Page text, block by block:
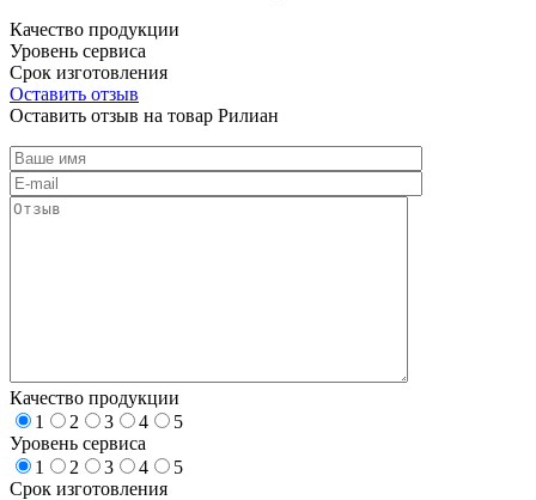
Качество продукции
Уровень сервиса
Срок изготовления
Оставить отзыв
Оставить отзыв на товар Рилиан
Качество продукции
1
2 3 4
5
Уровень сервиса
1
2 3 4
5
Срок изготовления